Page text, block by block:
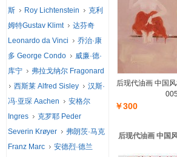
后现代油画 中国
005
￥300
后现代油画 中国
斯
Roy Lichtenstein
克利
姆特Gustav Klimt
达芬奇
Leonardo da Vinci
乔治·康
多 George Condo
威廉·德·
库宁
弗拉戈纳尔 Fragonard
西斯莱 Alfred Sisley
汉斯·
冯·亚琛 Aachen
安格尔
Ingres
克罗耶 Peder
Severin Krøyer
弗朗茨·马克
Franz Marc
安德烈·德兰